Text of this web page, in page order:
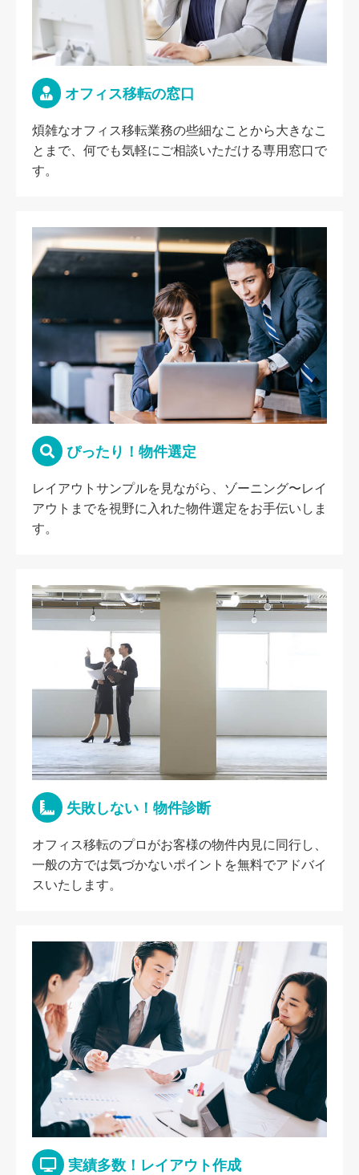
オフィス移転の窓口
煩雑なオフィス移転業務の些細なことから大きなこ
とまで、何でも気軽にご相談いただける専用窓口で
す。
ぴったり！物件選定
レイアウトサンプルを見ながら、ゾーニング〜レイ
アウトまでを視野に入れた物件選定をお手伝いしま
す。
失敗しない！物件診断
オフィス移転のプロがお客様の物件内見に同行し、
一般の方では気づかないポイントを無料でアドバイ
スいたします。
実績多数！レイアウト作成